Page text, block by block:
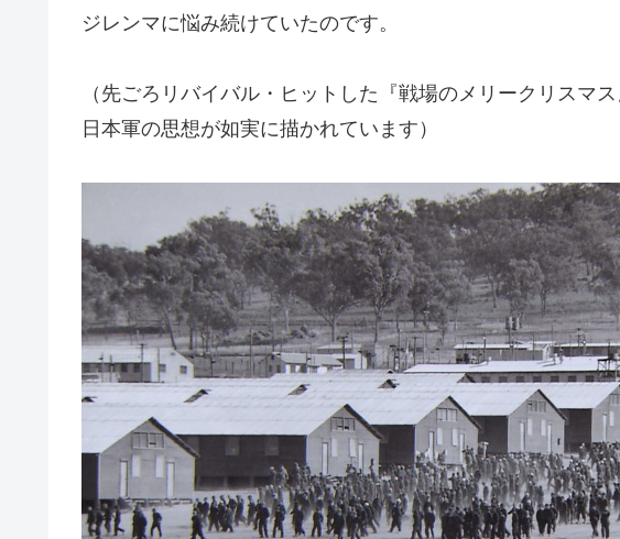
ジレンマに悩み続けていたのです。
（先ごろリバイバル・ヒットした『戦場のメリークリスマ
日本軍の思想が如実に描かれています）